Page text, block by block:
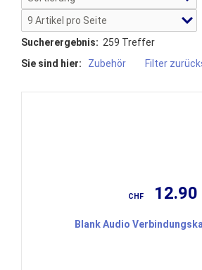
Sucherergebnis: 259 Treffer
Sie sind hier:
Zubehör Filter
CHF 12.90
Blank Audio